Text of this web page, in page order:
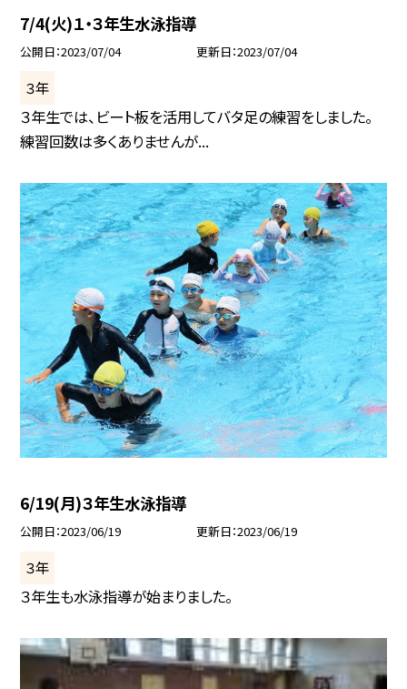
7/4(火)１・３年生水泳指導
公開日 2023/07/04 更新日 2023/07/04
３年
３年生では、ビート板を活用してバタ足の練習をしました。
練習回数は多くありませんが...
6/19(月)３年生水泳指導
公開日 2023/06/19 更新日 2023/06/19
３年
３年生も水泳指導が始まりました。